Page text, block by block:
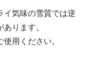
イ気味の雪質では逆
ります。
用ください。